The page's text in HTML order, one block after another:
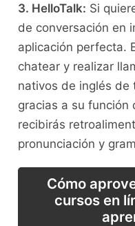
3. HelloTalk: Si
de conversación​ en
aplicación perfecta.
chatear y realizar
nativos‌ de inglés ⁢de
⁣gracias ​a su⁣ función
recibirás
pronunciación y
Cómo
cursos en